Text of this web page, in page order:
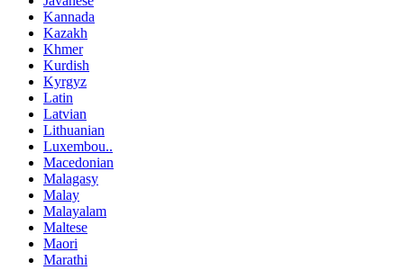
Kannada
Kazakh
Khmer
Kurdish
Kyrgyz
Latin
Latvian
Lithuanian
Luxembou..
Macedonian
Malagasy
Malay
Malayalam
Maltese
Maori
Marathi